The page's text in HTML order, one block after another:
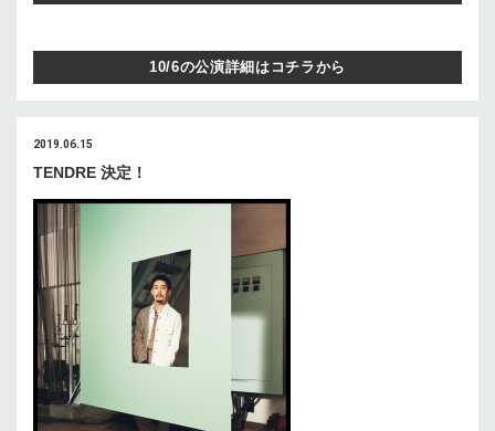
10/6の公演詳細はコチラから
2019.06.15
TENDRE 決定！